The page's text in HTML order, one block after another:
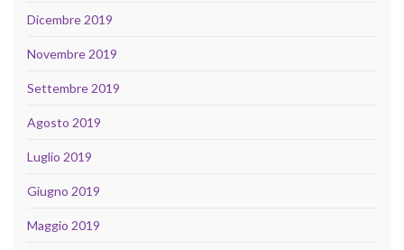
Dicembre 2019
Novembre 2019
Settembre 2019
Agosto 2019
Luglio 2019
Giugno 2019
Maggio 2019